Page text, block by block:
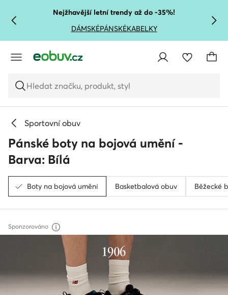
PŘEJÍT NA HLAVNÍ OBSAH
PŘEJÍT NA VYHLEDÁVÁNÍ
Nejžhavější letní trendy až do -35%!
DÁMSKÉPÁNSKÉKABELKY
Hledat značku, produkt, styl
Sportovní obuv
Pánské boty na bojová umění -
Barva: Bílá
Boty na bojová umění Basketbalová obuv Běžecké
Sponzorováno